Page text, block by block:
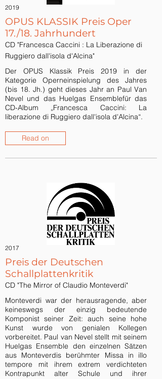
2019
OPUS KLASSIK Preis Oper
17./18. Jahrhundert
CD "Francesca Caccini : La Liberazione di
Ruggiero dall'isola d'Alcina"
Der OPUS Klassik Preis 2019 in der
Kategorie Operneinspielung des Jahres
(bis 18. Jh.) geht dieses Jahr an Paul Van
Nevel und das Huelgas Ensemblefür das
CD-Album „Francesca Caccini: La
liberazione di Ruggiero dall'isola d'Alcina“.
Read on
2017
Preis der Deutschen
Schallplattenkritik
CD "The Mirror of Claudio Monteverdi"
Monteverdi war der herausragende, aber
keineswegs der einzig bedeutende
Komponist seiner Zeit: auch seine hohe
Kunst wurde von genialen Kollegen
vorbereitet. Paul van Nevel stellt mit seinem
Huelgas Ensemble den einzelnen Sätzen
aus Monteverdis berühmter Missa in illo
tempore mit ihrem extrem verdichteten
Kontrapunkt alter Schule und ihrer